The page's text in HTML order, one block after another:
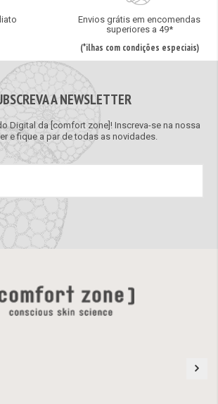
Envios grátis em encomendas
superiores a 49*
(*ilhas com condições especiais)
A NEWSLETTER
Digital da [comfort zone]! Inscreva-se na nossa
e fique a par de todas as novidades.